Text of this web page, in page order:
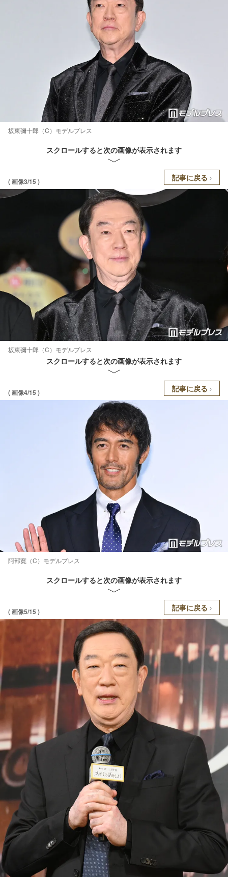
坂東彌十郎（C）モデルプレス
スクロールすると次の画像が表示されます
( 画像3/15 ) 記事に戻る
坂東彌十郎（C）モデルプレス
スクロールすると次の画像が表示されます
( 画像4/15 ) 記事に戻る
阿部寛（C）モデルプレス
スクロールすると次の画像が表示されます
( 画像5/15 ) 記事に戻る